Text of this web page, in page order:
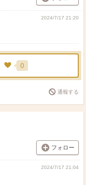
2024/7/17 21:20
0
通報する
フォロー
2024/7/17 21:04